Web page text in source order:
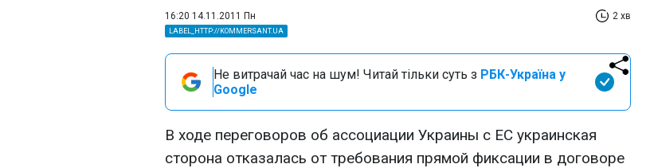
16:20 14.11.2011 Пн 2 хв
LABEL_HTTP://KOMMERSANT.UA
Не витрачай час на шум! Читай тільки суть з РБК-Україна у
Google
В ходе переговоров об ассоциации Украины с ЕС украинская
сторона отказалась от требования прямой фиксации в договоре